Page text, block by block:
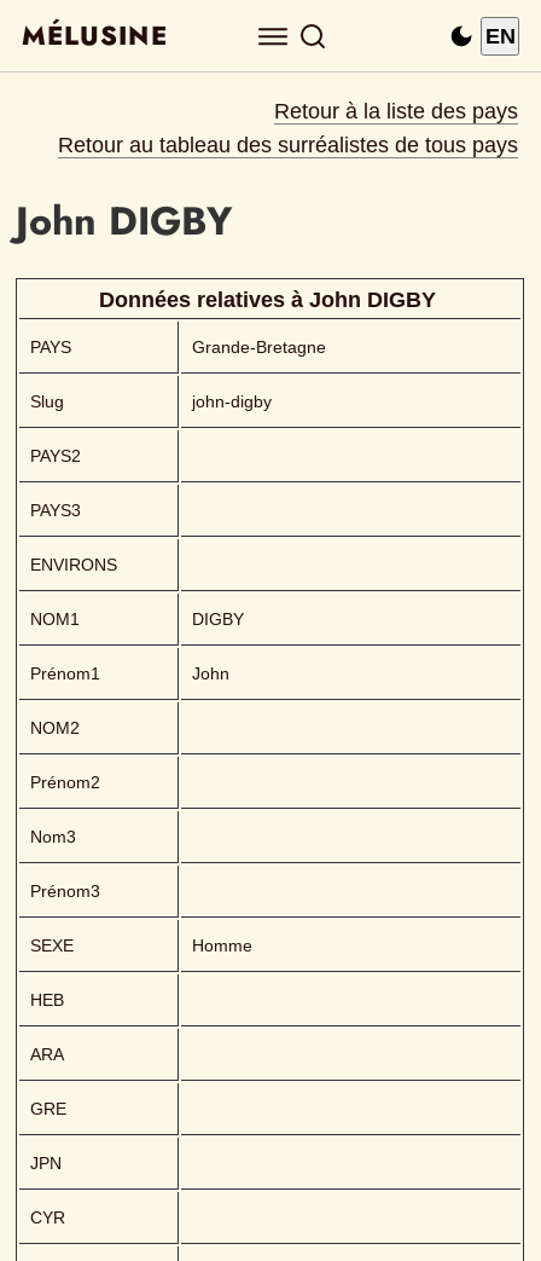
MÉLUSINE EN
Retour à la liste des pays
Retour au tableau des surréalistes de tous pays
John DIGBY
Données relatives à John DIGBY
PAYS Grande-Bretagne
Slug john-digby
PAYS2
PAYS3
ENVIRONS
NOM1 DIGBY
Prénom1 John
NOM2
Prénom2
Nom3
Prénom3
SEXE Homme
HEB
ARA
GRE
JPN
CYR